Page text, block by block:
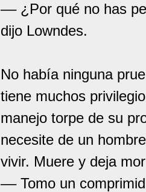
–– ¿Por qué no has
dijo Lowndes.
No había ninguna
tiene muchos
manejo torpe de su
necesite de un
vivir. Muere y deja
–– Tomo un